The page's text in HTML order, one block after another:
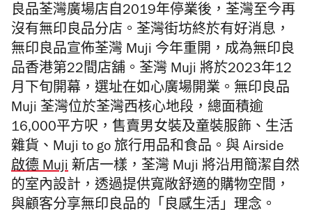
良品荃灣廣場店自2019年停業後，荃灣至今再
沒有無印良品分店。荃灣街坊終於有好消息，
無印良品宣佈荃灣 Muji 今年重開，成為無印良
品香港第22間店舖。荃灣 Muji 將於2023年12
月下旬開幕，選址在如心廣場開業。無印良品
Muji 荃灣位於荃灣西核心地段，總面積逾
16,000平方呎，售賣男女裝及童裝服飾、生活
雜貨、Muji to go 旅行用品和食品。與 Airside
啟德 Muji 新店一樣，荃灣 Muji 將沿用簡潔自然
的室內設計，透過提供寬敞舒適的購物空間，
與顧客分享無印良品的「良感生活」理念。